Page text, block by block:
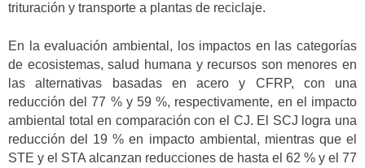
trituración y transporte a plantas de reciclaje.
En la evaluación ambiental, los impactos en las categorías
de ecosistemas, salud humana y recursos son menores en
las alternativas basadas en acero y CFRP, con una
reducción del 77 % y 59 %, respectivamente, en el impacto
ambiental total en comparación con el CJ. El SCJ logra una
reducción del 19 % en impacto ambiental, mientras que el
STE y el STA alcanzan reducciones de hasta el 62 % y el 77